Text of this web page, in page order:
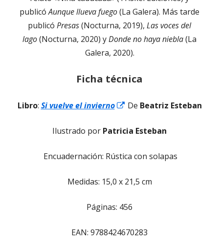
publicóAunque llueva fuego(La Galera). Más tarde
publicó Presas(Nocturna, 2019), Las voces del
lago(Nocturna, 2020) yDonde no haya niebla(La
Galera, 2020).
Ficha técnica
Libro: Si vuelve el invierno
Abrir
una
nueva
De Beatriz Esteban
Ilustrado por Patricia Esteban
Encuadernación: Rústica con solapas
Medidas: 15,0 x 21,5 cm
Páginas: 456
EAN: 9788424670283